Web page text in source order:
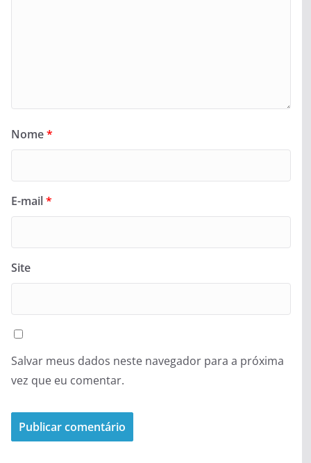
Nome*
E-mail*
Site
Salvar meus dados neste navegador para a próxima
vez que eu comentar.